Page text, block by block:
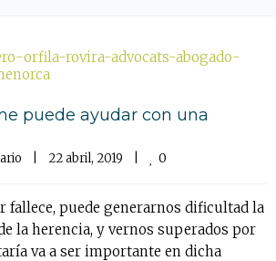
puede ayudar con una
    |    22 abril, 2019    |
0
fallece, puede generarnos dificultad la
la herencia, y vernos superados por
va a ser importante en dicha